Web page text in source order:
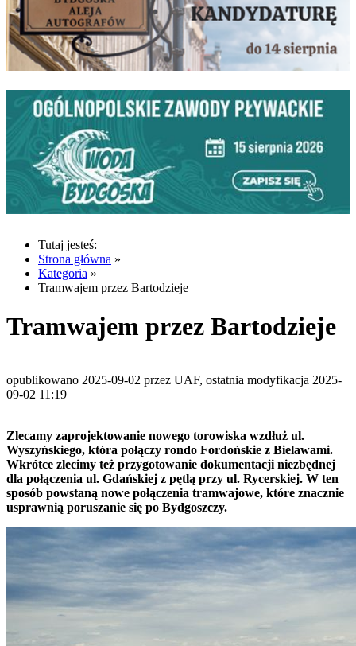
Tutaj jesteś:
Strona główna »
Kategoria »
Tramwajem przez Bartodzieje
Tramwajem przez Bartodzieje
opublikowano 2025-09-02 przez UAF, ostatnia modyfikacja 2025-
09-02 11:19
Zlecamy zaprojektowanie nowego torowiska wzdłuż ul.
Wyszyńskiego, która połączy rondo Fordońskie z Bielawami.
Wkrótce zlecimy też przygotowanie dokumentacji niezbędnej
dla połączenia ul. Gdańskiej z pętlą przy ul. Rycerskiej. W ten
sposób powstaną nowe połączenia tramwajowe, które znacznie
usprawnią poruszanie się po Bydgoszczy.